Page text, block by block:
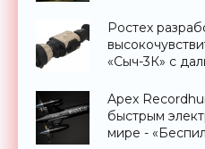
Ростех
«Сыч-3К» с
Apex
быстрым
мире -